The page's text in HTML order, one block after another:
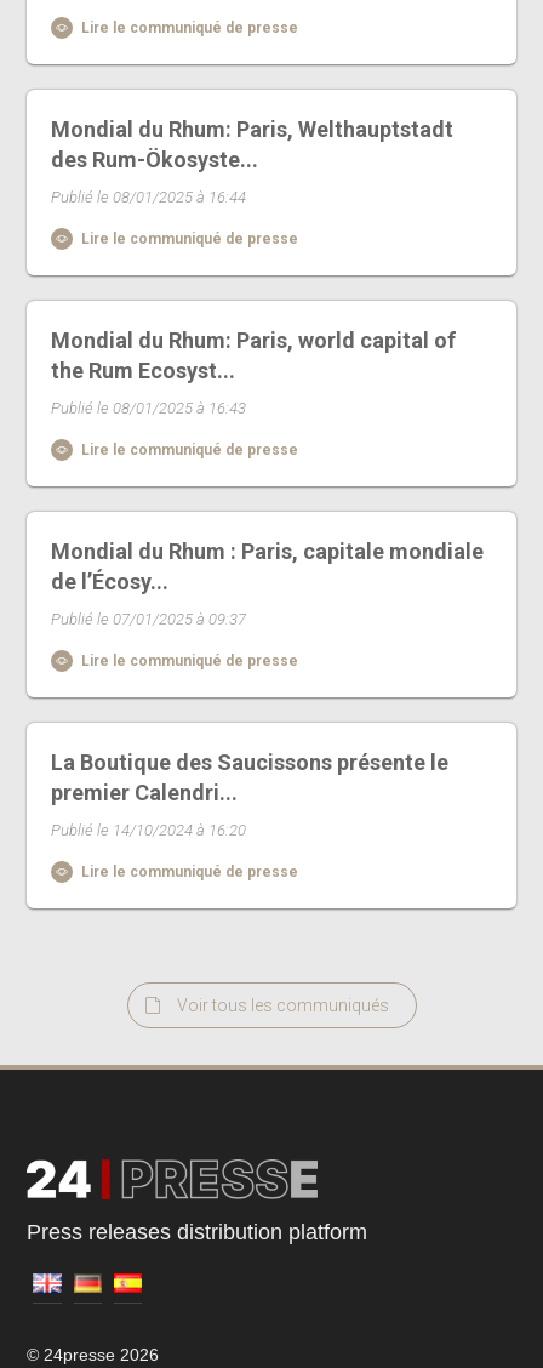
Lire le communiqué de presse
Mondial du Rhum: Paris, Welthauptstadt
des Rum-Ökosyste...
Publié le 08/01/2025 à 16:44
Lire le communiqué de presse
Mondial du Rhum: Paris, world capital of
the Rum Ecosyst...
Publié le 08/01/2025 à 16:43
Lire le communiqué de presse
Mondial du Rhum : Paris, capitale mondiale
de l’Écosy...
Publié le 07/01/2025 à 09:37
Lire le communiqué de presse
La Boutique des Saucissons présente le
premier Calendri...
Publié le 14/10/2024 à 16:20
Lire le communiqué de presse
Voir tous les communiqués
Press releases distribution platform
© 24presse 2026